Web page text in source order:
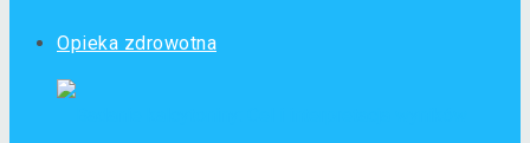
Opieka zdrowotna